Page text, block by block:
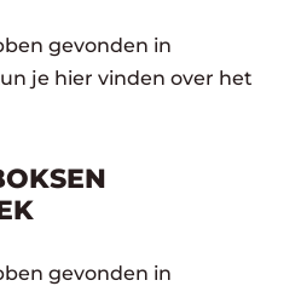
gevonden in
je hier vinden over het
gevonden in